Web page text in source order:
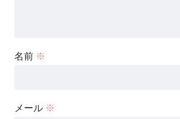
名前 ※
メール ※